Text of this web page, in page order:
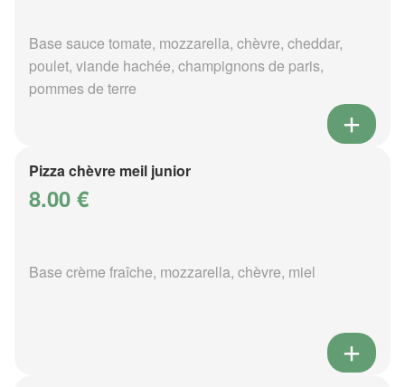
Base sauce tomate, mozzarella, chèvre, cheddar,
poulet, viande hachée, champignons de paris,
pommes de terre
Pizza chèvre meil junior
8.00 €
Base crème fraîche, mozzarella, chèvre, miel